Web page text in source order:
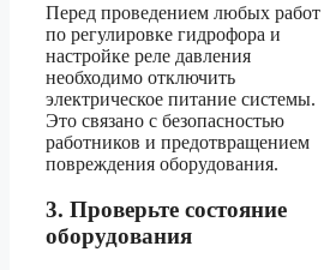
Перед проведением любых работ
по регулировке гидрофора и
настройке реле давления
необходимо отключить
электрическое питание системы.
Это связано с безопасностью
работников и предотвращением
повреждения оборудования.
3. Проверьте состояние
оборудования